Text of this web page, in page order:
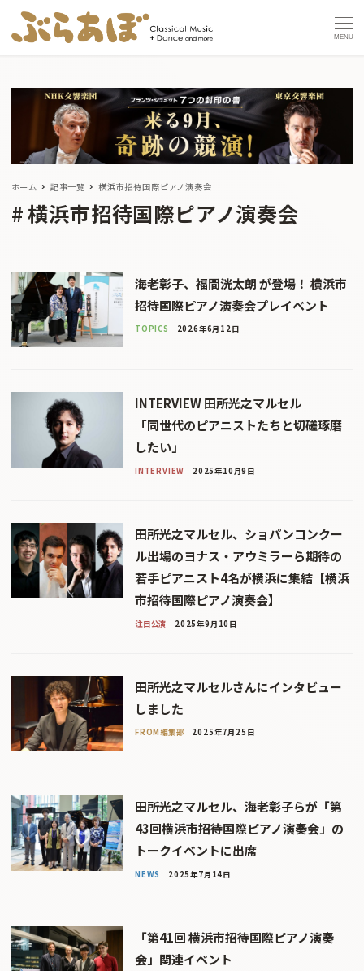
MENU
ホーム 記事一覧 横浜市招待国際ピアノ演奏会
横浜市招待国際ピアノ演奏会
海老彰子、福間洸太朗 が登場！ 横浜市
招待国際ピアノ演奏会プレイベント
TOPICS 2026年6月12日
INTERVIEW 田所光之マルセル
「同世代のピアニストたちと切磋琢磨
したい」
INTERVIEW 2025年10月9日
田所光之マルセル、ショパンコンクー
ル出場のヨナス・アウミラーら期待の
若手ピアニスト4名が横浜に集結【横浜
市招待国際ピアノ演奏会】
注目公演 2025年9月10日
田所光之マルセルさんにインタビュー
しました
FROM編集部 2025年7月25日
田所光之マルセル、海老彰子らが「第
43回横浜市招待国際ピアノ演奏会」の
トークイベントに出席
NEWS 2025年7月14日
「第41回 横浜市招待国際ピアノ演奏
会」関連イベント